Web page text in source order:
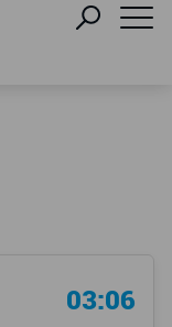
03:06